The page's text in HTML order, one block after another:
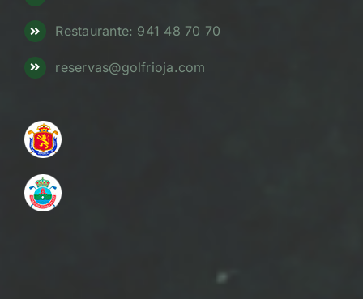
Restaurante: 941 48 70 70
reservas@golfrioja.com